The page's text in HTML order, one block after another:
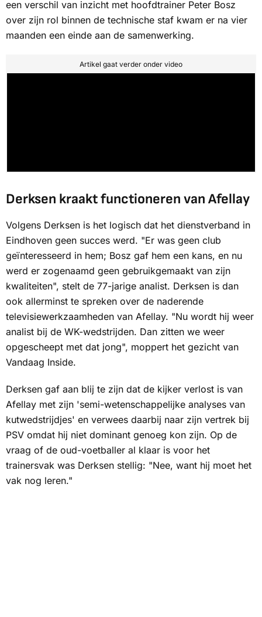
een verschil van inzicht met hoofdtrainer Peter Bosz
over zijn rol binnen de technische staf kwam er na vier
maanden een einde aan de samenwerking.
Artikel gaat verder onder video
Derksen kraakt functioneren van Afellay
Volgens Derksen is het logisch dat het dienstverband in
Eindhoven geen succes werd. "Er was geen club
geïnteresseerd in hem; Bosz gaf hem een kans, en nu
werd er zogenaamd geen gebruikgemaakt van zijn
kwaliteiten", stelt de 77-jarige analist. Derksen is dan
ook allerminst te spreken over de naderende
televisiewerkzaamheden van Afellay. "Nu wordt hij weer
analist bij de WK-wedstrijden. Dan zitten we weer
opgescheept met dat jong", moppert het gezicht van
Vandaag Inside.
Derksen gaf aan blij te zijn dat de kijker verlost is van
Afellay met zijn 'semi-wetenschappelijke analyses van
kutwedstrijdjes' en verwees daarbij naar zijn vertrek bij
PSV omdat hij niet dominant genoeg kon zijn. Op de
vraag of de oud-voetballer al klaar is voor het
trainersvak was Derksen stellig: "Nee, want hij moet het
vak nog leren."